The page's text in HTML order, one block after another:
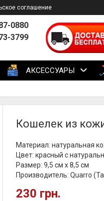
соглашение
0880
3799
АКСЕССУАРЫ
Кошелек из
Материал: натуральная
Цвет: красный с
Размер: 9,5 см х 8,5 см
Производитель: Quarro
230 грн.